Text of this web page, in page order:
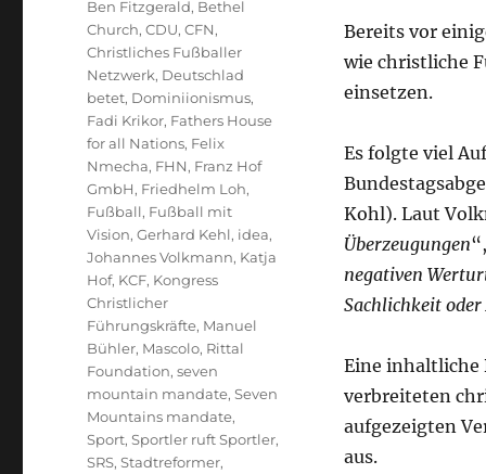
Bereits vor
wie christliche
einsetzen.
Es folgte viel
Kohl). Laut
Überzeugungen
negativen
Sachlichkeit
Eine inhaltliche
verbreiteten
aufgezeigten
aus.
Ben Fitzgerald, Bethel
Church,CDU,CFN,
Christliches Fußballer
Netzwerk, Deutschlad
betet, Dominiionismus,
Fadi Krikor, Fathers House
for all Nations, Felix
Nmecha, FHN, Franz Hof
GmbH, Friedhelm Loh,
Fußball, Fußball mit
Vision,Gerhard Kehl, idea,
Johannes Volkmann, Katja
Hof, KCF, Kongress
Christlicher
Führungskräfte, Manuel
Bühler, Mascolo, Rittal
Foundation,seven
mountain mandate,Seven
Mountains mandate,
Sport,Sportler ruft Sportler,
SRS,Stadtreformer,